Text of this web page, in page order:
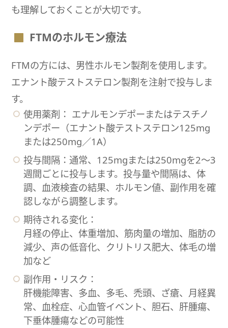
も理解しておくことが大切です。
FTMのホルモン療法
FTMの方には、男性ホルモン製剤を使用します。
エナント酸テストステロン製剤を注射で投与しま
す。
使用薬剤： エナルモンデポーまたはテスチノ
ンデポー（エナント酸テストステロン125mg
または250mg／1A）
投与間隔：通常、125mgまたは250mgを2〜3
週間ごとに投与します。投与量や間隔は、体
調、血液検査の結果、ホルモン値、副作用を確
認しながら調整します。
期待される変化：
月経の停止、体重増加、筋肉量の増加、脂肪の
減少、声の低音化、クリトリス肥大、体毛の増
加など
副作用・リスク：
肝機能障害、多血、多毛、禿頭、ざ瘡、月経異
常、血栓症、心血管イベント、胆石、肝腫瘍、
下垂体腫瘍などの可能性